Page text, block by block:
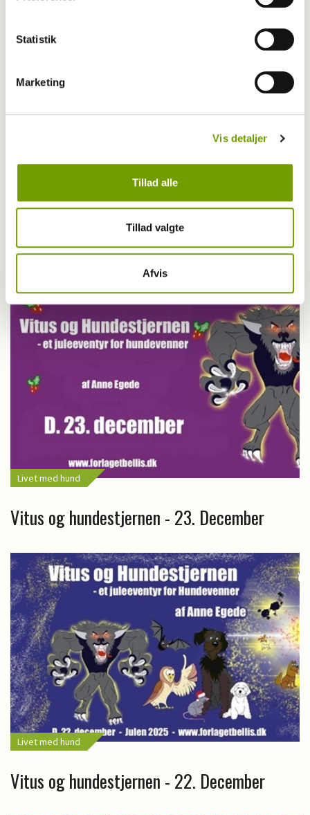
Statistik
Marketing
Vis detaljer
Tillad alle
Tillad valgte
Afvis
Livet med hund
Vitus og hundestjernen - 24. December
Livet med hund
Vitus og hundestjernen - 23. December
Livet med hund
Vitus og hundestjernen - 22. December